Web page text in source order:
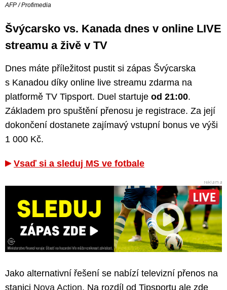
AFP / Profimedia
Švýcarsko vs. Kanada dnes v online LIVE
streamu a živě v TV
Dnes máte příležitost pustit si zápas Švýcarska
s Kanadou díky online live streamu zdarma na
platformě TV Tipsport. Duel startuje od 21:00.
Základem pro spuštění přenosu je registrace. Za její
dokončení dostanete zajímavý vstupní bonus ve výši
1 000 Kč.
Vsaď si a sleduj MS ve fotbale
Jako alternativní řešení se nabízí televizní přenos na
stanici Nova Action. Na rozdíl od Tipsportu ale zde